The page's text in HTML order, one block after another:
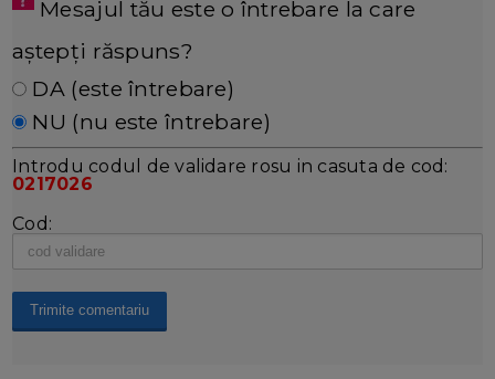
Mesajul tău este o întrebare la care
aștepți răspuns?
DA (este întrebare)
NU (nu este întrebare)
Introdu codul de validare rosu in casuta de cod:
0217026
Cod: